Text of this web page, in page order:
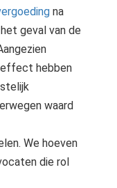
na
geval van de
effect hebben
waard
We hoeven
die rol